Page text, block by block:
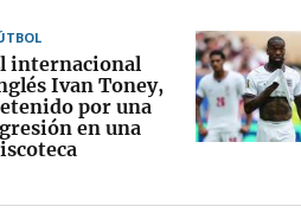
internacional
Ivan Toney,
por una
en una